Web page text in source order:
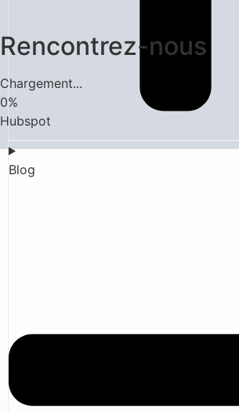
Blog
Rencontrez-nous
Chargement...
0%
Hubspot